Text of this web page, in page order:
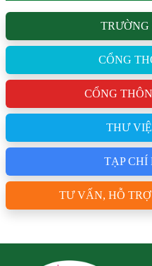
CỔNG
CỔNG
THƯ
TẠP CHÍ
TƯ VẤN, HỖ